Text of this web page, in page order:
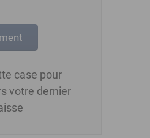
case pour
votre dernier